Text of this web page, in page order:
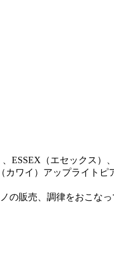
ESSEX（エセックス
ワイ）アップライト
の販売、調律をおこなっ